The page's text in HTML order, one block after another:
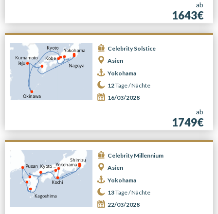
ab
1643€
Celebrity Solstice
Asien
Yokohama
12Tage /Nächte
16/03/2028
ab
1749€
Celebrity Millennium
Asien
Yokohama
13Tage /Nächte
22/03/2028